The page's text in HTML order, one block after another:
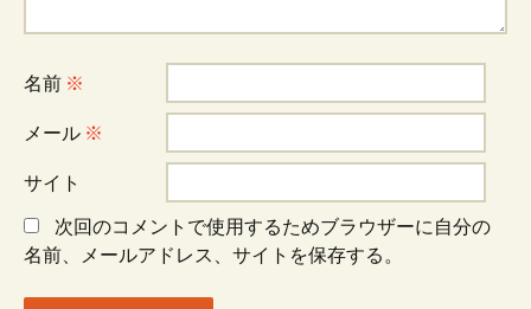
ー
シ
ョ
ン
名前 ※
メール ※
サイト
次回のコメントで使用するためブラウザーに自分の
名前、メールアドレス、サイトを保存する。